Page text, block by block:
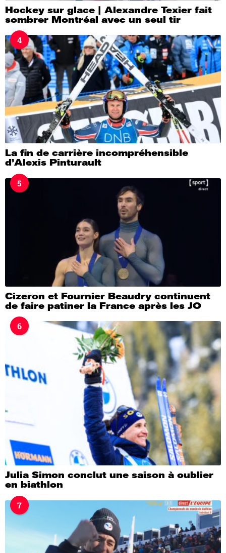
Hockey sur glace | Alexandre Texier fait
sombrer Montréal avec un seul tir
4
La fin de carrière incompréhensible
d’Alexis Pinturault
5
Cizeron et Fournier Beaudry continuent
de faire patiner la France après les JO
6
Julia Simon conclut une saison à oublier
en biathlon
7